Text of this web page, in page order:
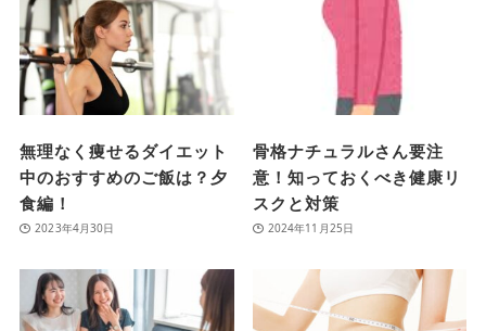
無理なく痩せるダイエット
中のおすすめのご飯は？夕
食編！
2023年4月30日
骨格ナチュラルさん要注
意！知っておくべき健康リ
スクと対策
2024年11月25日